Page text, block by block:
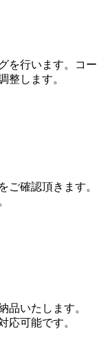
を行います。コー
整します。
ご確認頂きます。
品いたします。
応可能です。